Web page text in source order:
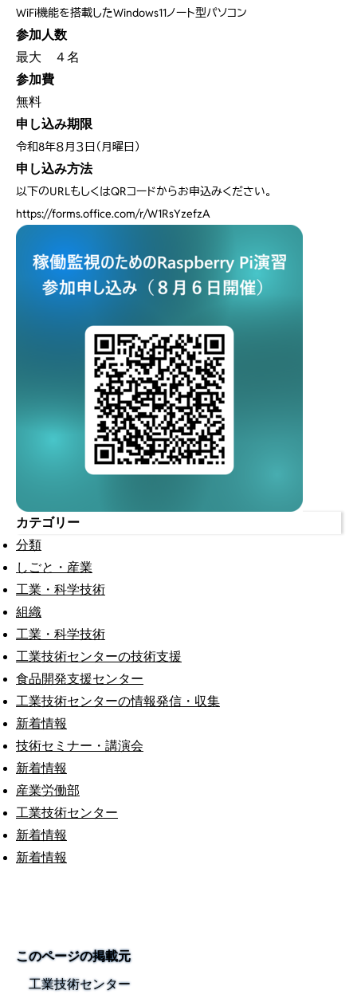
WiFi機能を搭載したWindows11ノート型パソコン
参加人数
最大 ４名
参加費
無料
申し込み期限
令和8年８月３日（月曜日）
申し込み方法
以下のURLもしくはQRコードからお申込みください。
https://forms.office.com/r/W1RsYzefzA
カテゴリー
分類
しごと・産業
工業・科学技術
組織
工業・科学技術
工業技術センターの技術支援
食品開発支援センター
工業技術センターの情報発信・収集
新着情報
技術セミナー・講演会
新着情報
産業労働部
工業技術センター
新着情報
新着情報
このページの掲載元
工業技術センター